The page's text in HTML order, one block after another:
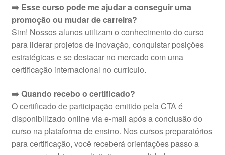
➡️ Esse curso pode me ajudar a conseguir uma
promoção ou mudar de carreira?
Sim! Nossos alunos utilizam o conhecimento do curso
para liderar projetos de inovação, conquistar posições
estratégicas e se destacar no mercado com uma
certificação internacional no currículo.
➡️ Quando recebo o certificado?
O certificado de participação emitido pela CTA é
disponibilizado online via e-mail após a conclusão do
curso na plataforma de ensino. Nos cursos preparatórios
para certificação, você receberá orientações passo a